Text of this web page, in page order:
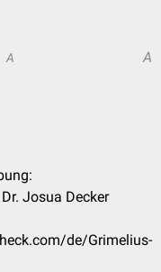
A A
Josua Decker
de/Grimelius-